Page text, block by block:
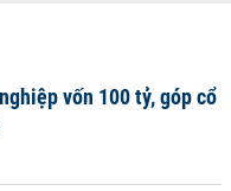
vốn 100 tỷ, góp cổ